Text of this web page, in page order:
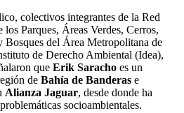
colectivos integrantes de la Red
Parques, Áreas Verdes, Cerros,
Bosques del Área Metropolitana de
de Derecho Ambiental (Idea),
que Erik Saracho es un
de Bahía de Banderas e
Alianza Jaguar, desde donde ha
socioambientales.